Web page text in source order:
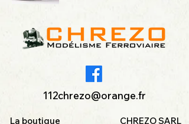
112chrezo@orange.fr
La boutique
CHREZO SARL